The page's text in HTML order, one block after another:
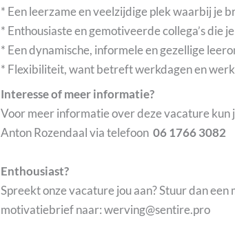
* Een leerzame en veelzijdige plek waarbij je
* Enthousiaste en gemotiveerde collega’s die
* Een dynamische, informele en gezellige
* Flexibiliteit, want betreft werkdagen en
Interesse of meer informatie?
Voor meer informatie over deze vacature kun
Anton Rozendaal via telefoon 06 1766 3082
Enthousiast?
Spreekt onze vacature jou aan? Stuur dan een
motivatiebrief naar: werving@sentire.pro